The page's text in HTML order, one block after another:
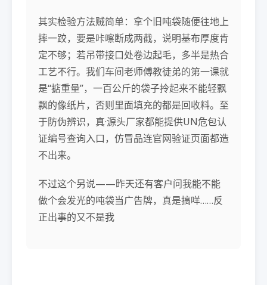
其实检验方法贼简单：拿个旧吨袋随便往地上
摔一跤，要是咔嚓断成两截，说明基布厚度肯
定不够；若吊带接口处卷边起毛，多半是热合
工艺不行。我们车间老师傅教徒弟的第一课就
是“掂重量”，一百公斤的袋子拎起来不能轻飘
飘的像纸片，否则里面填充的都是回收料。至
于防伪辨识，真·源头厂家都能提供UN危包认
证编号查询入口，仿冒品连官网验证页面都造
不出来。
不过这个另说——昨天还有客户问我能不能
做个会发光的吨袋当广告牌，真是搞咩……反
正出事的又不是我